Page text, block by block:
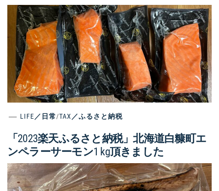
LIFE／日常/TAX／ふるさと納税
「2023楽天ふるさと納税」北海道白糠町エ
ンペラーサーモン1 kg頂きました